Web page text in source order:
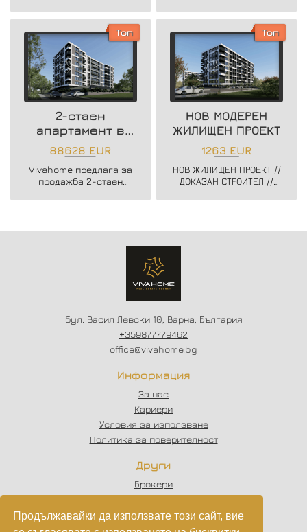
Продължавайки да използвате този сайт, вие
жилищна сграда в жк.
Владислав Варненчик.
бутикова сграда в кв.
Възраждане 3.
Топ
2-стаен
апартамент в
нова жилищна
сграда
88628 EUR
Vivahome предлага за
продажба 2-стаен
жилищна сграда в жк.
Топ
НОВ МОДЕРЕН
ЖИЛИЩЕН ПРОЕКТ
1263 EUR
НОВ ЖИЛИЩЕН ПРОЕКТ //
ДОКАЗАН СТРОИТЕЛ //
СТРОИТЕЛСТВО //
бул. Васил Левски 10, Варна, България
+359877779462
office@vivahome.bg
Информация
За нас
Кариери
Условия за използване
Политика за поверителност
Други
Брокери
Отзиви
Статии
Партньори